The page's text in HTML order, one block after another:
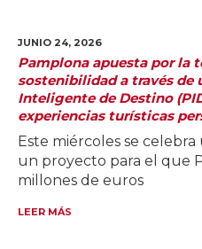
JUNIO 24, 2026
Pamplona apuesta por la
sostenibilidad a través de
Inteligente de Destino
experiencias turísticas
Este miércoles se
un proyecto para el que
millones de euros
LEER MÁS